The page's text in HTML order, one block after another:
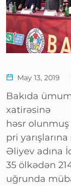
May 13, 2019
Bakıda
xatirəsinə
həsr
pri
Əliyev adına
35 ölkədən
uğrunda